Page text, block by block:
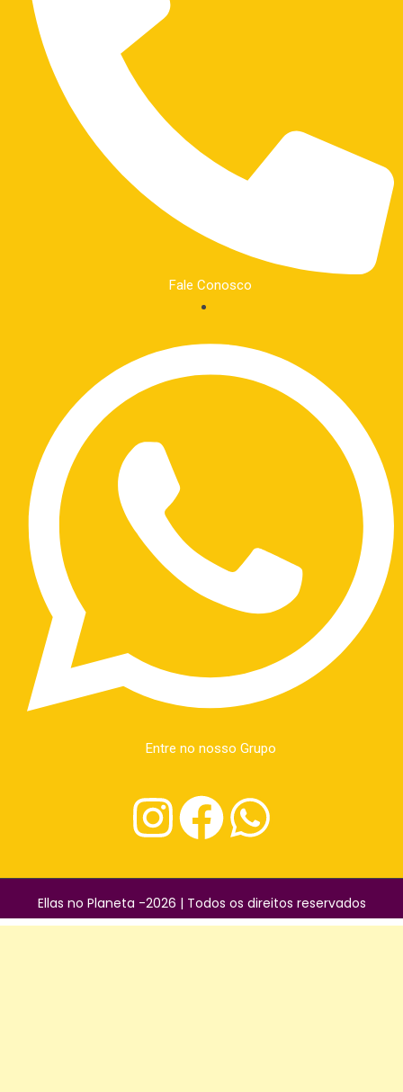
Fale Conosco
Entre no nosso Grupo
Ellas no Planeta -2026 | Todos os direitos reservados